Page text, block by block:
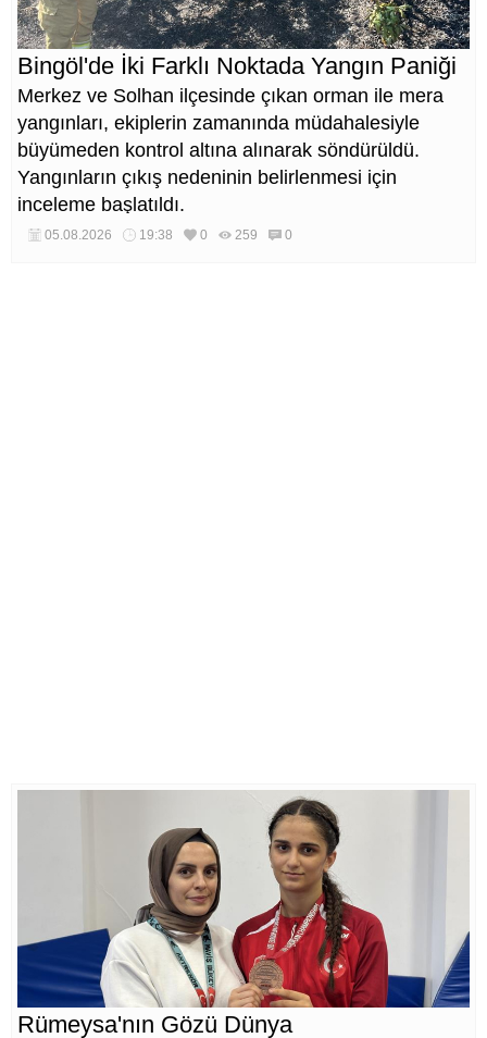
Bingöl'de İki Farklı Noktada Yangın Paniği
Merkez ve Solhan ilçesinde çıkan orman ile mera
yangınları, ekiplerin zamanında müdahalesiyle
büyümeden kontrol altına alınarak söndürüldü.
Yangınların çıkış nedeninin belirlenmesi için
inceleme başlatıldı.
05.08.2026 19:38 0 259 0
Rümeysa'nın Gözü Dünya